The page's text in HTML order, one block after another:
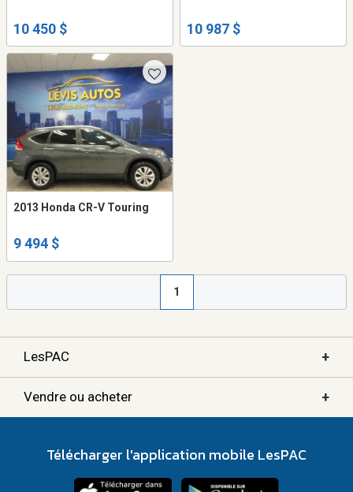
10 450 $ 10 987 $
2013 Honda CR-V Touring
9 494 $
1
LesPAC +
Vendre ou acheter +
Télécharger l'application mobile LesPAC